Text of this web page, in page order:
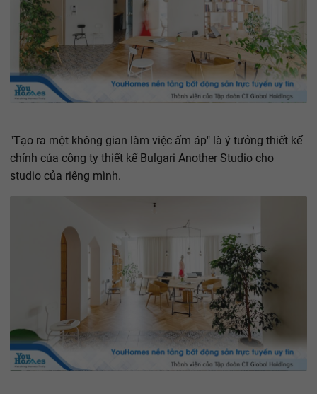
"Tạo ra một không gian làm việc ấm áp" là ý tưởng thiết kế
chính của công ty thiết kế Bulgari Another Studio cho
studio của riêng mình.